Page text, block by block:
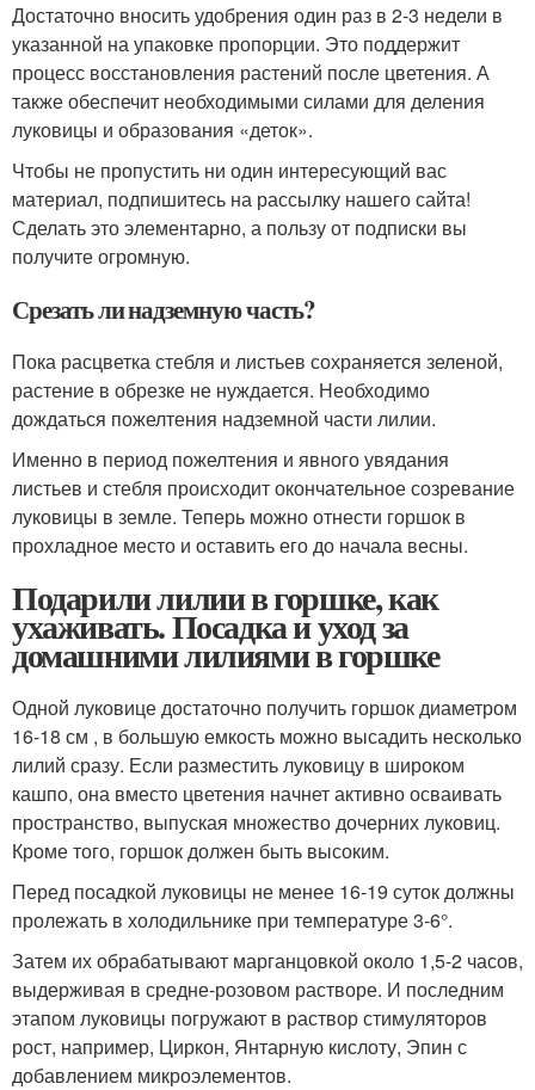
Достаточно вносить удобрения один раз в 2-3 недели в
указанной на упаковке пропорции. Это поддержит
процесс восстановления растений после цветения. А
также обеспечит необходимыми силами для деления
луковицы и образования «деток».
Чтобы не пропустить ни один интересующий вас
материал, подпишитесь на рассылку нашего сайта!
Сделать это элементарно, а пользу от подписки вы
получите огромную.
Срезать ли надземную часть?
Пока расцветка стебля и листьев сохраняется зеленой,
растение в обрезке не нуждается. Необходимо
дождаться пожелтения надземной части лилии.
Именно в период пожелтения и явного увядания
листьев и стебля происходит окончательное созревание
луковицы в земле. Теперь можно отнести горшок в
прохладное место и оставить его до начала весны.
Подарили лилии в горшке, как
ухаживать. Посадка и уход за
домашними лилиями в горшке
Одной луковице достаточно получить горшок диаметром
16-18 см , в большую емкость можно высадить несколько
лилий сразу. Если разместить луковицу в широком
кашпо, она вместо цветения начнет активно осваивать
пространство, выпуская множество дочерних луковиц.
Кроме того, горшок должен быть высоким.
Перед посадкой луковицы не менее 16-19 суток должны
пролежать в холодильнике при температуре 3-6°.
Затем их обрабатывают марганцовкой около 1,5-2 часов,
выдерживая в средне-розовом растворе. И последним
этапом луковицы погружают в раствор стимуляторов
рост, например, Циркон, Янтарную кислоту, Эпин с
добавлением микроэлементов.